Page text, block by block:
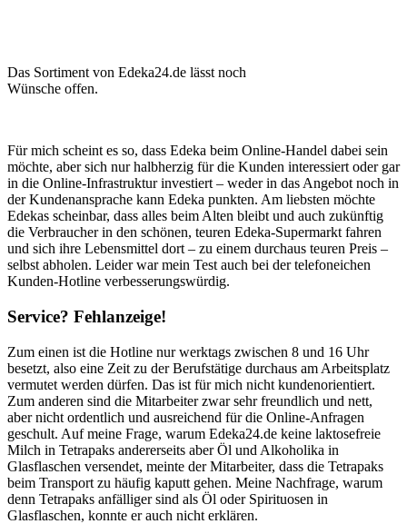
Das Sortiment von Edeka24.de lässt noch
Wünsche offen.
Für mich scheint es so, dass Edeka beim Online-Handel dabei sein
möchte, aber sich nur halbherzig für die Kunden interessiert oder gar
in die Online-Infrastruktur investiert – weder in das Angebot noch in
der Kundenansprache kann Edeka punkten. Am liebsten möchte
Edekas scheinbar, dass alles beim Alten bleibt und auch zukünftig
die Verbraucher in den schönen, teuren Edeka-Supermarkt fahren
und sich ihre Lebensmittel dort – zu einem durchaus teuren Preis –
selbst abholen. Leider war mein Test auch bei der telefoneichen
Kunden-Hotline verbesserungswürdig.
Service? Fehlanzeige!
Zum einen ist die Hotline nur werktags zwischen 8 und 16 Uhr
besetzt, also eine Zeit zu der Berufstätige durchaus am Arbeitsplatz
vermutet werden dürfen. Das ist für mich nicht kundenorientiert.
Zum anderen sind die Mitarbeiter zwar sehr freundlich und nett,
aber nicht ordentlich und ausreichend für die Online-Anfragen
geschult. Auf meine Frage, warum Edeka24.de keine laktosefreie
Milch in Tetrapaks andererseits aber Öl und Alkoholika in
Glasflaschen versendet, meinte der Mitarbeiter, dass die Tetrapaks
beim Transport zu häufig kaputt gehen. Meine Nachfrage, warum
denn Tetrapaks anfälliger sind als Öl oder Spirituosen in
Glasflaschen, konnte er auch nicht erklären.